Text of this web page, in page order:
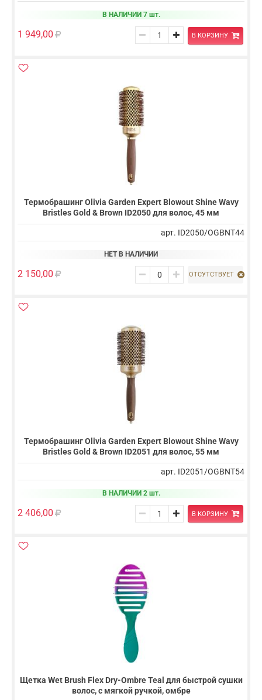
В НАЛИЧИИ 7 шт.
1 949,00 В КОРЗИНУ
Термобрашинг Olivia Garden Expert Blowout Shine Wavy
Bristles Gold & Brown ID2050 для волос, 45 мм
арт. ID2050/OGBNT44
НЕТ В НАЛИЧИИ
2 150,00 ОТСУТСТВУЕТ
Термобрашинг Olivia Garden Expert Blowout Shine Wavy
Bristles Gold & Brown ID2051 для волос, 55 мм
арт. ID2051/OGBNT54
В НАЛИЧИИ 2 шт.
2 406,00 В КОРЗИНУ
Щетка Wet Brush Flex Dry-Ombre Teal для быстрой сушки
волос, с мягкой ручкой, омбре